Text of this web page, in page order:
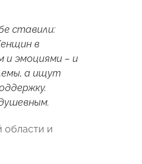
ставили:
в
и эмоциями – и
а ищут
области и